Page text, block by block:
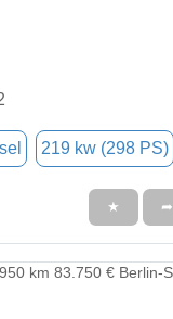
219 kw (298 PS)
★ ➦